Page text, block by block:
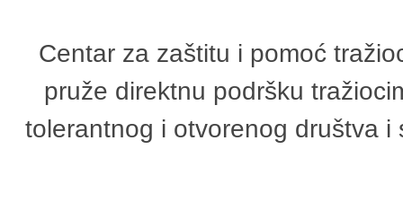
Centar za zaštitu i pomoć
pruže direktnu podršku
tolerantnog i otvorenog društva